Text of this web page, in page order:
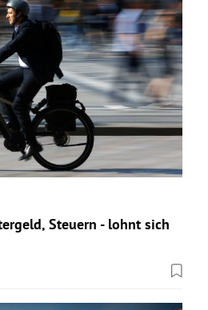
Steuern - lohnt sich